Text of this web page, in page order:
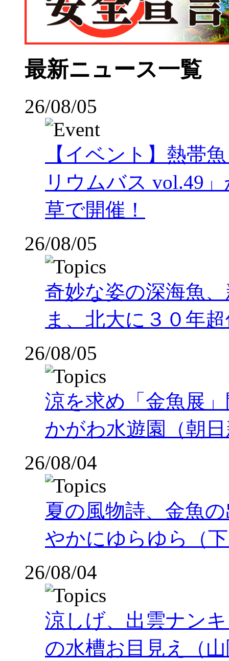
最新ニュース一覧
26/08/05
【イベント】熱帯
リウムバス vol.49
草で開催！
26/08/05
奇妙な姿の深海魚
ま、北大に３０年
26/08/05
涼を求め「金魚展
かがわ水遊園（朝
26/08/04
夏の風物詩、金魚
やかにゆらゆら（
26/08/04
涼しげ、出雲ナン
の水槽お目見え（